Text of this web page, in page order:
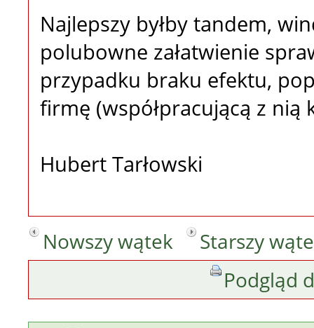
Najlepszy byłby tandem,
polubowne załatwienie
przypadku braku efektu,
firmę (współpracującą z nią
Hubert Tarłowski
Nowszy wątek
Starszy
Podgląd